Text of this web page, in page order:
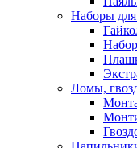
Наборы для
Ломы,